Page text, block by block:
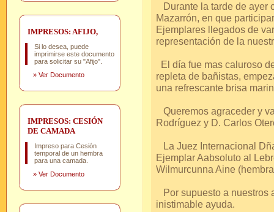
IMPRESOS: AFIJO,
Si lo desea, puede
imprimirse este documento
para solicitar su "Afijo".
» Ver Documento
IMPRESOS: CESIÓN
DE CAMADA
Impreso para Cesión
temporal de un hembra
para una camada.
» Ver Documento
Durante la tarde de ayer
Mazarrón, en que
Ejemplares llegados de
representación de la
El día fue mas caluroso
repleta de bañistas,
una refrescante brisa
Queremos agraceder y
Rodríguez y D. Carlos
La Juez Internacional
Ejemplar Aabsoluto al
Wilmurcunna Aine
Por supuesto a nuestros
inistimable ayuda.